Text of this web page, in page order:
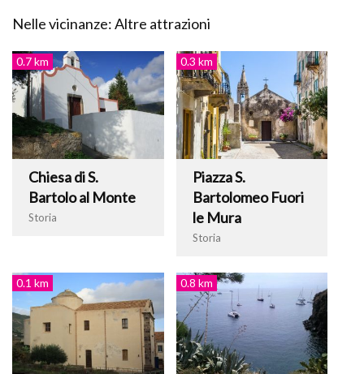
Nelle vicinanze: Altre attrazioni
0.7 km
Chiesa di S.
Bartolo al Monte
Storia
0.3 km
Piazza S.
Bartolomeo Fuori
le Mura
Storia
0.1 km 0.8 km